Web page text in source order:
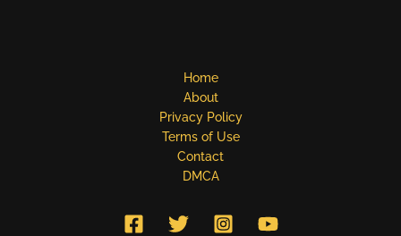
Home
About
Privacy Policy
Terms of Use
Contact
DMCA